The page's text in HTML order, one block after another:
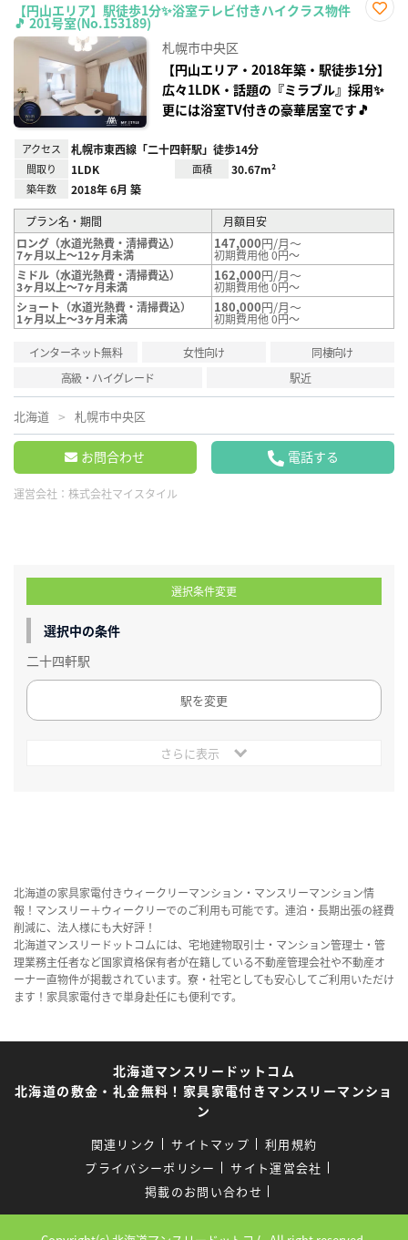
【円山エリア】駅徒歩1分✨浴室テレビ付きハイクラス物件
🎵 201号室(No.153189)
録
札幌市中央区
【円山エリア・2018年築・駅徒歩1分】
広々1LDK・話題の『ミラブル』採用✨
更には浴室TV付きの豪華居室です🎵
アクセス 札幌市東西線「二十四軒駅」徒歩14分
間取り 1LDK 面積 30.67m²
築年数 2018年 6月 築
プラン名・期間
月額目安
ロング（水道光熱費・清掃費込）
7ヶ月以上～12ヶ月未満
147,000円/月～
初期費用他 0円～
ミドル（水道光熱費・清掃費込）
3ヶ月以上～7ヶ月未満
162,000円/月～
初期費用他 0円～
ショート（水道光熱費・清掃費込）
1ヶ月以上～3ヶ月未満
180,000円/月～
初期費用他 0円～
インターネット無料 女性向け
同棲向け
高級・ハイグレード
駅近
北海道 札幌市中央区
お問合わせ 電話する
運営会社： 株式会社マイスタイル
選択条件変更
選択中の条件
二十四軒駅
駅を変更
さらに表示
北海道の家具家電付きウィークリーマンション・マンスリーマンション情
報！マンスリー＋ウィークリーでのご利用も可能です。連泊・長期出張の経費
削減に、法人様にも大好評！
北海道マンスリードットコムには、宅地建物取引士・マンション管理士・管
理業務主任者など国家資格保有者が在籍している不動産管理会社や不動産オ
ーナー直物件が掲載されています。寮・社宅としても安心してご利用いただけ
ます！家具家電付きで単身赴任にも便利です。
北海道マンスリードットコム
北海道の敷金・礼金無料！家具家電付きマンスリーマンショ
ン
関連リンク サイトマップ
利用規約
プライバシーポリシー
サイト運営会社
掲載のお問い合わせ